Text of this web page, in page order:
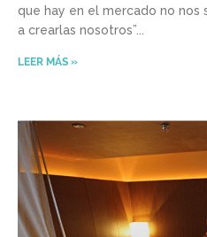
que hay en el mercado no nos
a crearlas nosotros”
LEER MÁS »